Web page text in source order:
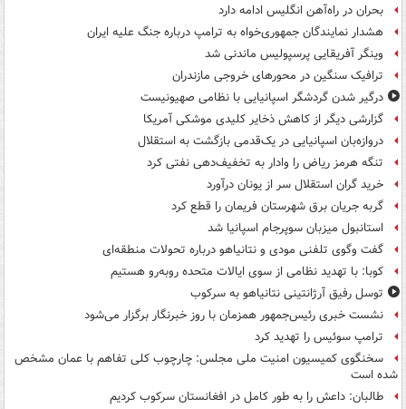
بحران در راه‌آهن انگلیس ادامه دارد
هشدار نمایندگان جمهوری‌خواه به ترامپ درباره جنگ علیه ایران
وینگر آفریقایی پرسپولیس ماندنی شد
ترافیک سنگین در محورهای خروجی مازندران
درگیر شدن گردشگر اسپانیایی با نظامی صهیونیست
گزارشی دیگر از کاهش ذخایر کلیدی موشکی آمریکا
دروازه‌بان اسپانیایی در یک‌قدمی بازگشت به استقلال
تنگه هرمز ریاض را وادار به تخفیف‌دهی نفتی کرد
خرید گران استقلال سر از یونان درآورد
گربه جریان برق شهرستان فریمان را قطع کرد
استانبول میزبان سوپرجام اسپانیا شد
گفت وگوی تلفنی مودی و نتانیاهو درباره تحولات منطقه‌ای
کوبا: با تهدید نظامی از سوی ایالات متحده روبه‌رو هستیم
توسل رفیق آرژانتینی نتانیاهو به سرکوب
نشست خبری رئیس‌جمهور همزمان با روز خبرنگار برگزار می‌شود
ترامپ سوئیس را تهدید کرد
سخنگوی کمیسیون امنیت ملی مجلس: چارچوب کلی تفاهم با عمان مشخص
شده است
طالبان: داعش را به طور کامل در افغانستان سرکوب کردیم